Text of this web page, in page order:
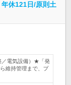
休121日/原則土
／電気設備）★「発
維持管理まで、プ